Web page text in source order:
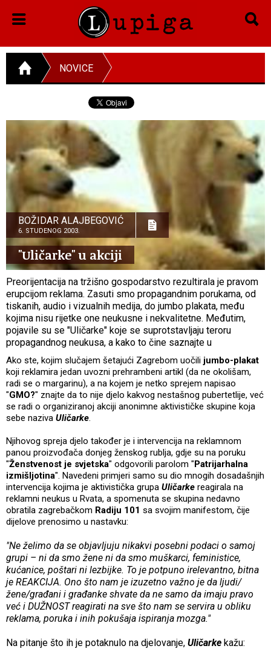
NOVICE
BOŽIDAR ALAJBEGOVIĆ
6. STUDENOG 2003.
"Uličarke" u akciji
Preorijentacija na tržišno gospodarstvo rezultirala je pravom
erupcijom reklama. Zasuti smo propagandnim porukama, od
tiskanih, audio i vizualnih medija, do jumbo plakata, među
kojima nisu rijetke one neukusne i nekvalitetne. Međutim,
pojavile su se "Uličarke" koje se suprotstavljaju teroru
propagandnog neukusa, a kako to čine saznajte u
Ako ste, kojim slučajem šetajući Zagrebom uočili jumbo-plakat
koji reklamira jedan uvozni prehrambeni artikl (da ne okolišam,
radi se o margarinu), a na kojem je netko sprejem napisao
"GMO?" znajte da to nije djelo kakvog nestašnog pubertetlije, već
se radi o organiziranoj akciji anonimne aktivističke skupine koja
sebe naziva Uličarke.
Njihovog spreja djelo također je i intervencija na reklamnom
panou proizvođača donjeg ženskog rublja, gdje su na poruku
"Ženstvenost je svjetska" odgovorili parolom "Patrijarhalna
izmišljotina". Navedeni primjeri samo su dio mnogih dosadašnjih
intervencija kojima je aktivistička grupa Uličarke reagirala na
reklamni neukus u Rvata, a spomenuta se skupina nedavno
obratila zagrebačkom Radiju 101 sa svojim manifestom, čije
dijelove prenosimo u nastavku:
"Ne želimo da se objavljuju nikakvi posebni podaci o samoj
grupi – ni da smo žene ni da smo muškarci, feministice,
kućanice, poštari ni lezbijke. To je potpuno irelevantno, bitna
je REAKCIJA. Ono što nam je izuzetno važno je da ljudi/
žene/građani i građanke shvate da ne samo da imaju pravo
već i DUŽNOST reagirati na sve što nam se servira u obliku
reklama, poruka i inih pokušaja ispiranja mozga."
Na pitanje što ih je potaknulo na djelovanje, Uličarke kažu: